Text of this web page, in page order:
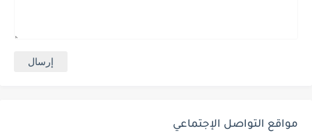
مواقع التواصل الإجتماعي